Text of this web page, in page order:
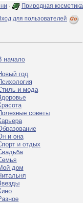
·
Природная косметика
для пользователей
начало
год
и мода
советы
и она
и отдых
дом